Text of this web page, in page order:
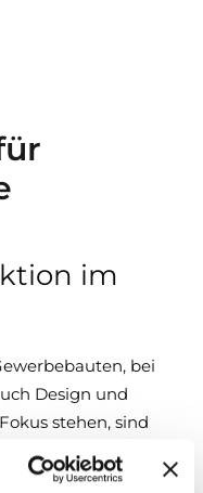
im
bei
Design und
stehen, sind
schaffen lichte,